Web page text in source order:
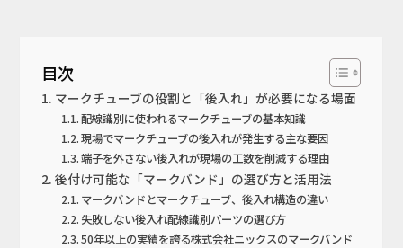
目次
マークチューブの役割と「後入れ」が必要になる場面
配線識別に使われるマークチューブの基本知識
現場でマークチューブの後入れが発生する主な要因
端子を外さない後入れが現場の工数を削減する理由
後付け可能な「マークバンド」の選び方と活用法
マークバンドとマークチューブ、後入れ構造の違い
失敗しない後入れ配線識別パーツの選び方
50年以上の実績を誇る株式会社ニックスのマークバンド